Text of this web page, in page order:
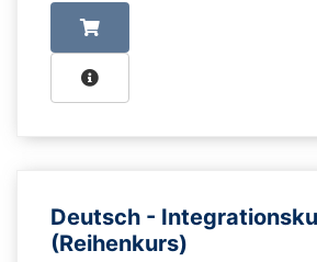
Deutsch -
(Reihenkurs)